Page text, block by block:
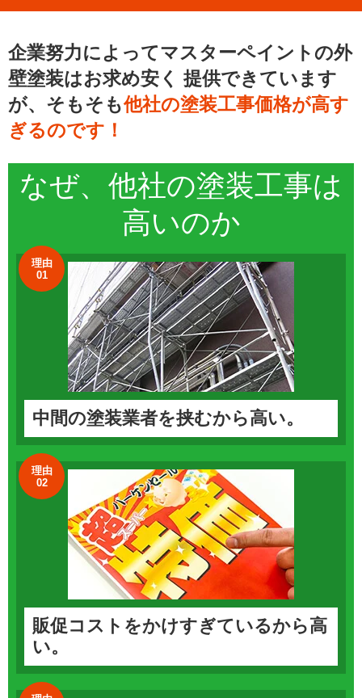
企業努力によってマスターペイントの外
壁塗装はお求め安く 提供できています
が、そもそも他社の塗装工事価格が高す
ぎるのです！
なぜ、他社の塗装工事は
高いのか
理由
01
中間の塗装業者を挟むから高い。
理由
02
販促コストをかけすぎているから高
い。